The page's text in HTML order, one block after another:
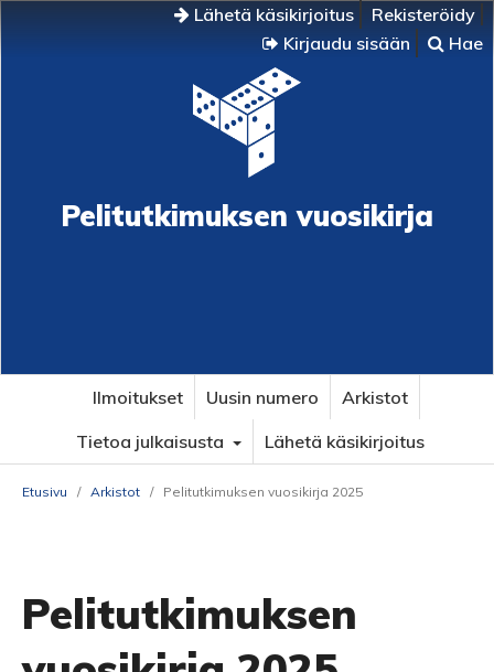
Lähetä käsikirjoitus
Rekisteröidy
Kirjaudu sisään
Hae
Pelitutkimuksen vuosikirja
Ilmoitukset Uusin numero
Arkistot
Tietoa julkaisusta
Lähetä käsikirjoitus
Etusivu / Arkistot / Pelitutkimuksen vuosikirja 2025
Pelitutkimuksen